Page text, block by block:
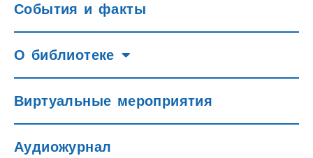
События и факты
О библиотеке
Виртуальные мероприятия
Аудиожурнал